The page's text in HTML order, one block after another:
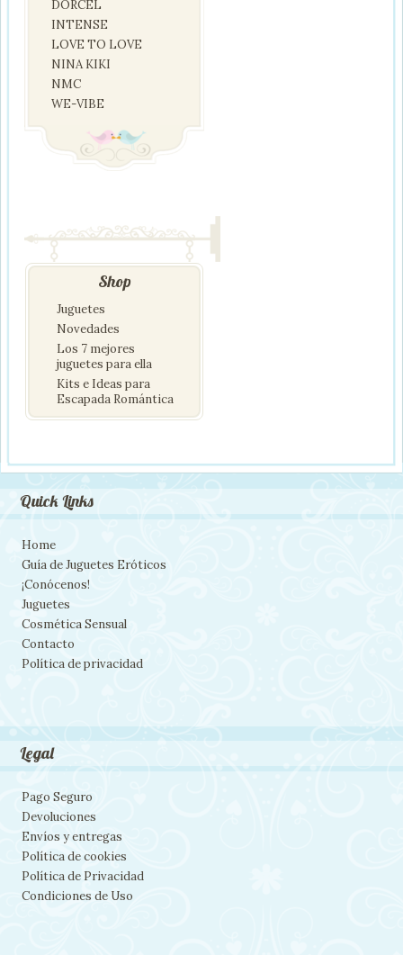
DORCEL
INTENSE
LOVE TO LOVE
NINA KIKI
NMC
WE-VIBE
Shop
Juguetes
Novedades
Los 7 mejores
juguetes para ella
Kits e Ideas para
Escapada Romántica
Quick Links
Home
Guía de Juguetes Eróticos
¡Conócenos!
Juguetes
Cosmética Sensual
Contacto
Política de privacidad
Legal
Pago Seguro
Devoluciones
Envíos y entregas
Política de cookies
Política de Privacidad
Condiciones de Uso